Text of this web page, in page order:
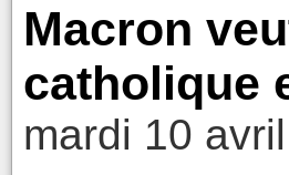
Macron
catholique
mardi 10